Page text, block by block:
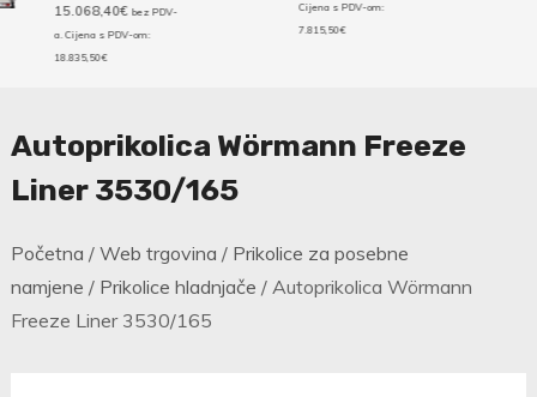
15.068,40€ bez PDV-
a. Cijena s PDV-om:
18.835,50€
Cijena s PDV-om:
7.815,50€
Autoprikolica Wörmann Freeze
Liner 3530/165
Početna / Web trgovina / Prikolice za posebne
namjene / Prikolice hladnjače / Autoprikolica Wörmann
Freeze Liner 3530/165